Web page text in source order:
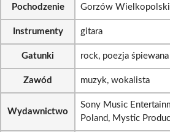
Pochodzenie Gorzów Wielkopolski
Instrumenty gitara
Gatunki rock, poezja śpiewana
Zawód muzyk, wokalista
Wydawnictwo
Sony Music
Poland, Mystic